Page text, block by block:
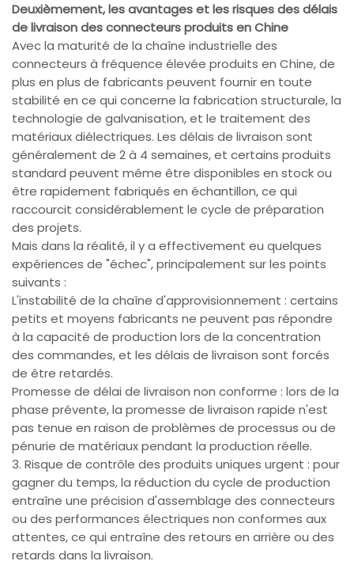
Deuxièmement, les avantages et les risques des délais
de livraison des connecteurs produits en Chine
Avec la maturité de la chaîne industrielle des
connecteurs à fréquence élevée produits en Chine, de
plus en plus de fabricants peuvent fournir en toute
stabilité en ce qui concerne la fabrication structurale, la
technologie de galvanisation, et le traitement des
matériaux diélectriques. Les délais de livraison sont
généralement de 2 à 4 semaines, et certains produits
standard peuvent même être disponibles en stock ou
être rapidement fabriqués en échantillon, ce qui
raccourcit considérablement le cycle de préparation
des projets.
Mais dans la réalité, il y a effectivement eu quelques
expériences de "échec", principalement sur les points
suivants :
L'instabilité de la chaîne d'approvisionnement : certains
petits et moyens fabricants ne peuvent pas répondre
à la capacité de production lors de la concentration
des commandes, et les délais de livraison sont forcés
de être retardés.
Promesse de délai de livraison non conforme : lors de la
phase prévente, la promesse de livraison rapide n'est
pas tenue en raison de problèmes de processus ou de
pénurie de matériaux pendant la production réelle.
3. Risque de contrôle des produits uniques urgent : pour
gagner du temps, la réduction du cycle de production
entraîne une précision d'assemblage des connecteurs
ou des performances électriques non conformes aux
attentes, ce qui entraîne des retours en arrière ou des
retards dans la livraison.